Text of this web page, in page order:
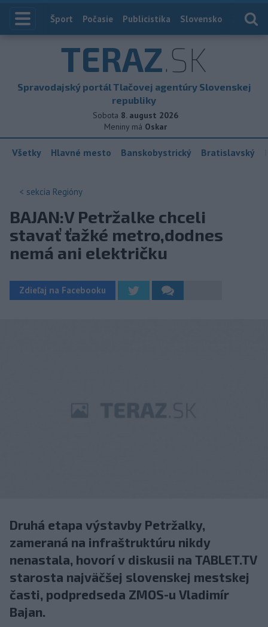
Index
Šport Počasie Publicistika Slovensko
TERAZ.SK
Spravodajský portál Tlačovej agentúry Slovenskej
republiky
Sobota 8. august 2026
Meniny má Oskar
Všetky Hlavné mesto Banskobystrický Bratislavský
< sekcia Regióny
BAJAN:V Petržalke chceli
stavať ťažké metro,dodnes
nemá ani električku
Zdieľaj na Facebooku
Druhá etapa výstavby Petržalky,
zameraná na infraštruktúru nikdy
nenastala, hovorí v diskusii na TABLET.TV
starosta najväčšej slovenskej mestskej
časti, podpredseda ZMOS-u Vladimír
Bajan.